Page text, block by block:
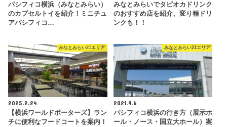
パシフィコ横浜（みなとみらい）
のカプセルトイを紹介！ミニチュ
アパシフィコ…
みなとみらいでタピオカドリンク
のおすすめ店を紹介、変り種ドリ
ンクも！！
みなとみらい21エリア
2025.2.24
【横浜ワールドポーターズ】ラン
チに便利なフードコートを案内！
みなとみらい21エリア
2021.9.6
パシフィコ横浜の行き方（展示ホ
ール・ノース・国立大ホール）案